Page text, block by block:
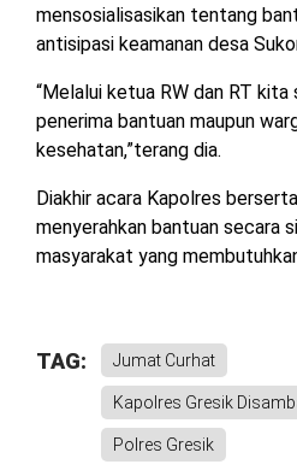
mensosialisasikan tentang
antisipasi keamanan desa
“Melalui ketua RW dan RT kita
penerima bantuan maupun
kesehatan,”terang dia.
Diakhir acara Kapolres
menyerahkan bantuan secara
masyarakat yang
TAG: Jumat Curhat
Kapolres Gresik
Polres Gresik